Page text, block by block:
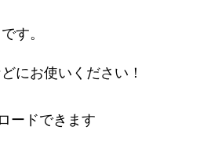
す。
にお使いください！
ードできます